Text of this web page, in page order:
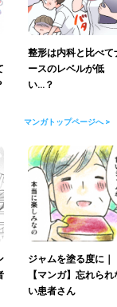
整形は内科と比べて
ースのレベルが低
い…？
マンガトップページへ >
ジャムを塗る度に｜
【マンガ】忘れられ
い患者さん